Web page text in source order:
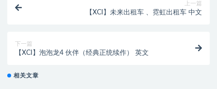
上一篇
【XCI】未来出租车 、霓虹出租车 中文
下一篇
【XCI】泡泡龙4 伙伴（经典正统续作） 英文
相关文章